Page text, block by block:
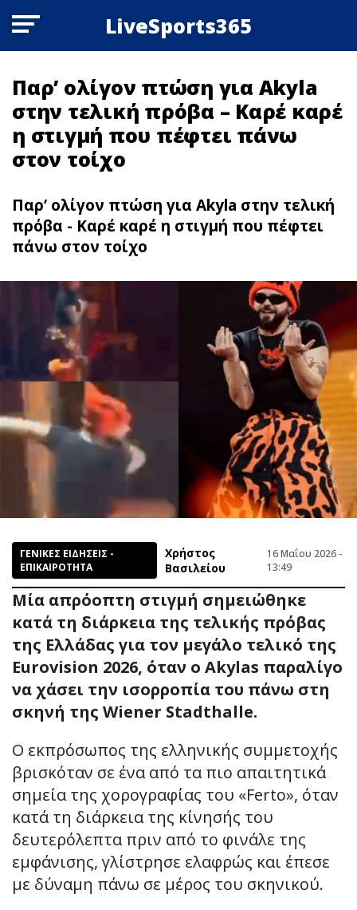
LiveSports365
Παρ’ ολίγον πτώση για Akyla
στην τελική πρόβα – Καρέ καρέ
η στιγμή που πέφτει πάνω
στον τοίχο
Παρ’ ολίγον πτώση για Akyla στην τελική
πρόβα - Καρέ καρέ η στιγμή που πέφτει
πάνω στον τοίχο
ΓΕΝΙΚΕΣ ΕΙΔΗΣΕΙΣ -
ΕΠΙΚΑΙΡΟΤΗΤΑ
Χρήστος
Βασιλείου
16 Μαΐου 2026 -
13:49
Μία απρόοπτη στιγμή σημειώθηκε
κατά τη διάρκεια της τελικής πρόβας
της Ελλάδας για τον μεγάλο τελικό της
Eurovision 2026, όταν ο Akylas παραλίγο
να χάσει την ισορροπία του πάνω στη
σκηνή της Wiener Stadthalle.
Ο εκπρόσωπος της ελληνικής συμμετοχής
βρισκόταν σε ένα από τα πιο απαιτητικά
σημεία της χορογραφίας του «Ferto», όταν
κατά τη διάρκεια της κίνησής του
δευτερόλεπτα πριν από το φινάλε της
εμφάνισης, γλίστρησε ελαφρώς και έπεσε
με δύναμη πάνω σε μέρος του σκηνικού.